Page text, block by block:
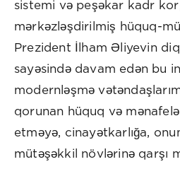
sistemi və peşəkar kadr
mərkəzləşdirilmiş hüquq-
Prezident İlham Əliyevin
sayəsində davam edən bu
modernləşmə
qorunan hüquq və
etməyə, cinayətkarlığa,
mütəşəkkil növlərinə qarşı